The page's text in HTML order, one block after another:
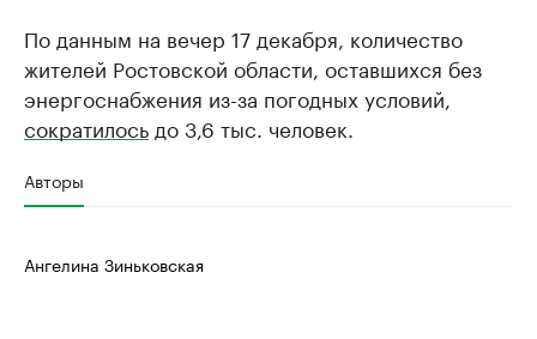
По данным на вечер 17 декабря, количество
жителей Ростовской области, оставшихся без
энергоснабжения из-за погодных условий,
сократилось до 3,6 тыс. человек.
Авторы
Ангелина Зиньковская